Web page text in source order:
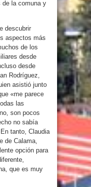
de la comuna y
descubrir
aspectos más
de los
desde
desde
Rodríguez,
asistió junto
«me parece
las
son pocos
no sabía
tanto, Claudia
de Calama,
opción para
que es muy